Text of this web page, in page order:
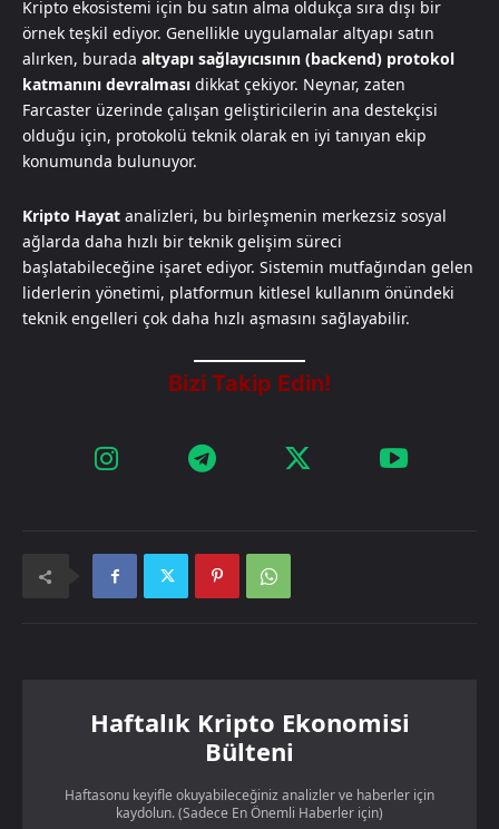
Kripto ekosistemi için bu satın alma oldukça sıra dışı bir
örnek teşkil ediyor. Genellikle uygulamalar altyapı satın
alırken, burada altyapı sağlayıcısının (backend) protokol
katmanını devralması dikkat çekiyor. Neynar, zaten
Farcaster üzerinde çalışan geliştiricilerin ana destekçisi
olduğu için, protokolü teknik olarak en iyi tanıyan ekip
konumunda bulunuyor.
Kripto Hayat analizleri, bu birleşmenin merkezsiz sosyal
ağlarda daha hızlı bir teknik gelişim süreci
başlatabileceğine işaret ediyor. Sistemin mutfağından gelen
liderlerin yönetimi, platformun kitlesel kullanım önündeki
teknik engelleri çok daha hızlı aşmasını sağlayabilir.
Haftalık Kripto Ekonomisi
Bülteni
Haftasonu keyifle okuyabileceğiniz analizler ve haberler için
kaydolun. (Sadece En Önemli Haberler için)